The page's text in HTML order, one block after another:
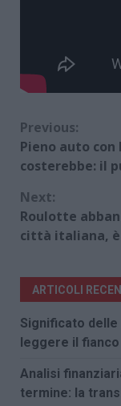
Continue
Reading
Previous:
Pieno auto con
costerebbe: il
Next:
Roulotte
città italiana, è
ARTICOLI
Significato
leggere il
Analisi
termine: la